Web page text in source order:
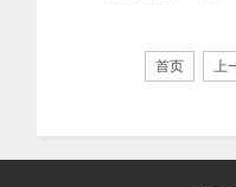
首页 上